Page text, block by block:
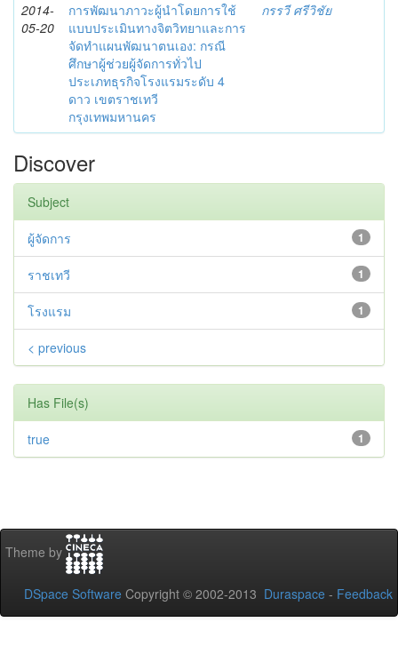
2014-
05-20
การพัฒนาภาวะผู้นำโดยการใช้
แบบประเมินทางจิตวิทยาและการ
จัดทำแผนพัฒนาตนเอง: กรณี
ศึกษาผู้ช่วยผู้จัดการทั่วไป
ประเภทธุรกิจโรงแรมระดับ 4
ดาว เขตราชเทวี
กรุงเทพมหานคร
กรรวี ศรีวิชัย
Discover
Subject
1
ผู้จัดการ
1
ราชเทวี
1
โรงแรม
< previous
Has File(s)
1
true
Theme by
DSpace Software Copyright © 2002-2013 Duraspace - Feedback